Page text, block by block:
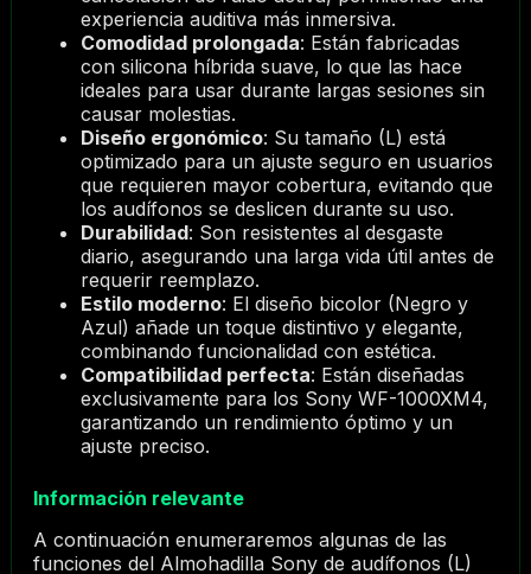
experiencia auditiva más inmersiva.
Comodidad prolongada: Están fabricadas
con silicona híbrida suave, lo que las hace
ideales para usar durante largas sesiones sin
causar molestias.
Diseño ergonómico: Su tamaño (L) está
optimizado para un ajuste seguro en usuarios
que requieren mayor cobertura, evitando que
los audífonos se deslicen durante su uso.
Durabilidad: Son resistentes al desgaste
diario, asegurando una larga vida útil antes de
requerir reemplazo.
Estilo moderno: El diseño bicolor (Negro y
Azul) añade un toque distintivo y elegante,
combinando funcionalidad con estética.
Compatibilidad perfecta: Están diseñadas
exclusivamente para los Sony WF-1000XM4,
garantizando un rendimiento óptimo y un
ajuste preciso.
Información relevante
A continuación enumeraremos algunas de las
funciones del Almohadilla Sony de audífonos (L)